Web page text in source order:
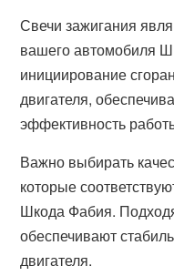
Свечи зажигания
вашего автомобиля
инициирование
двигателя,
эффективность
Важно выбирать
которые
Шкода Фабия.
обеспечивают
двигателя.